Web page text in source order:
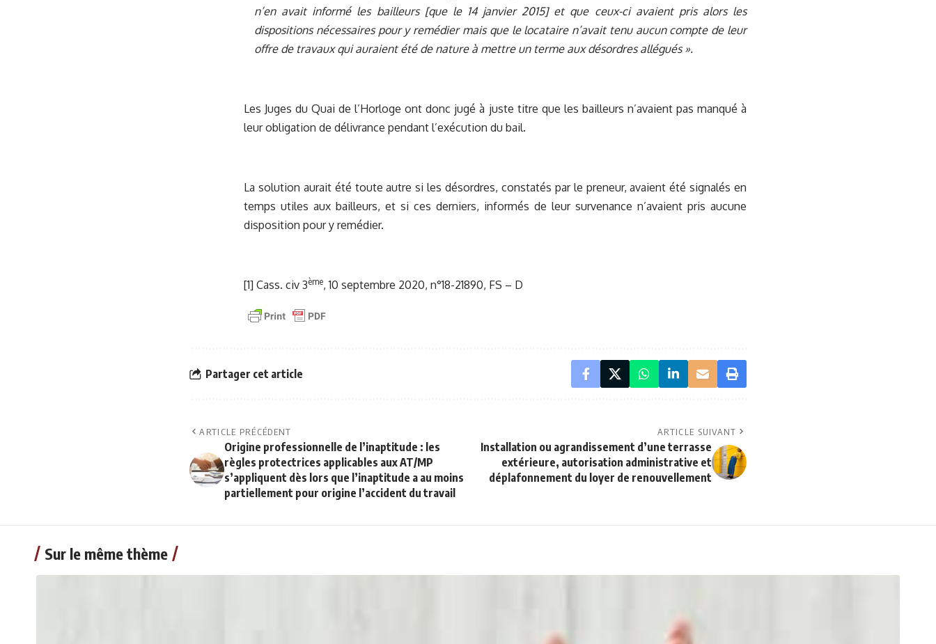
n’en avait informé les bailleurs [que le 14 janvier 2015] et que ceux-ci avaient pris alors les
dispositions nécessaires pour y remédier mais que le locataire n’avait tenu aucun compte de leur
offre de travaux qui auraient été de nature à mettre un terme aux désordres allégués ».
Les Juges du Quai de l’Horloge ont donc jugé à juste titre que les bailleurs n’avaient pas manqué à
leur obligation de délivrance pendant l’exécution du bail.
La solution aurait été toute autre si les désordres, constatés par le preneur, avaient été signalés en
temps utiles aux bailleurs, et si ces derniers, informés de leur survenance n’avaient pris aucune
disposition pour y remédier.
[1] Cass. civ 3ème, 10 septembre 2020, n°18-21890, FS – D
Partager cet article
ARTICLE PRÉCÉDENT
Origine professionnelle de l’inaptitude : les
règles protectrices applicables aux AT/MP
s’appliquent dès lors que l’inaptitude a au moins
partiellement pour origine l’accident du travail
ARTICLE SUIVANT
Installation ou agrandissement d’une terrasse
extérieure, autorisation administrative et
déplafonnement du loyer de renouvellement
Sur le même thème